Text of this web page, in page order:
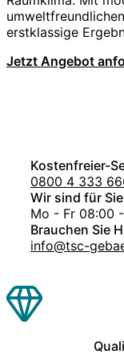
erstklassige
Jetzt Angebot
Kostenfreier-
0800 4 333
Wir sind für
Mo - Fr 08:00
Brauchen Sie
info@tsc-